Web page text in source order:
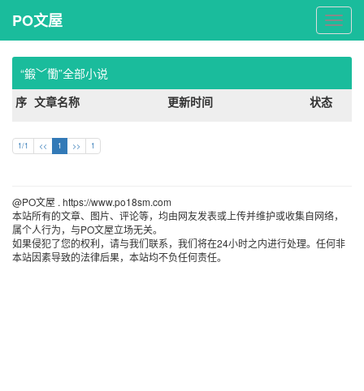
PO
文
屋
PO文屋
“鍛﹀懄”全部小说
序 文章名称 更新时间 状态
1/1 << 1 >> 1
@PO文屋 . https://www.po18sm.com
本站所有的文章、图片、评论等，均由网友发表或上传并维护或收集自网络，
属个人行为，与PO文屋立场无关。
如果侵犯了您的权利，请与我们联系，我们将在24小时之内进行处理。任何非
本站因素导致的法律后果，本站均不负任何责任。